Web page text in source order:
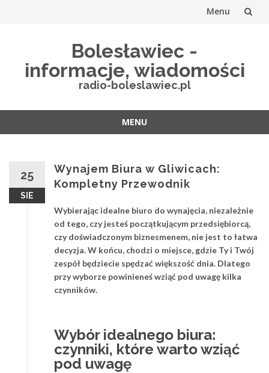
Menu
treści
Bolesławiec -
informacje, wiadomości
radio-boleslawiec.pl
MENU
25
SIE
Wynajem Biura w Gliwicach:
Kompletny Przewodnik
Wybierając idealne biuro do wynajęcia, niezależnie
od tego, czy jesteś początkującym przedsiębiorcą,
czy doświadczonym biznesmenem, nie jest to łatwa
decyzja. W końcu, chodzi o miejsce, gdzie Ty i Twój
zespół będziecie spędzać większość dnia. Dlatego
przy wyborze powinieneś wziąć pod uwagę kilka
czynników.
Wybór idealnego biura:
czynniki, które warto wziąć
pod uwagę